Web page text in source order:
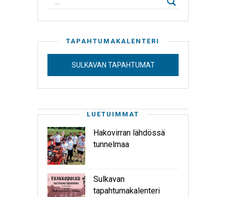
TAPAHTUMAKALENTERI
SULKAVAN TAPAHTUMAT
LUETUIMMAT
Hakovirran lähdössä
tunnelmaa
Sulkavan
tapahtumakalenteri